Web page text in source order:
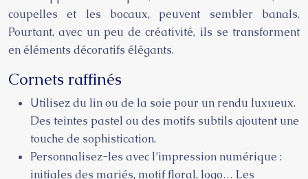
coupelles et les bocaux, peuvent sembler banals.
Pourtant, avec un peu de créativité, ils se transforment
en éléments décoratifs élégants.
Cornets raffinés
Utilisez du lin ou de la soie pour un rendu luxueux.
Des teintes pastel ou des motifs subtils ajoutent une
touche de sophistication.
Personnalisez-les avec l’impression numérique :
initiales des mariés, motif floral, logo… Les